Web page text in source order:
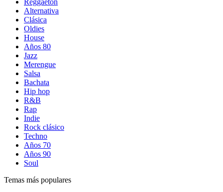
Reggaetón
Alternativa
Clásica
Oldies
House
Años 80
Jazz
Merengue
Salsa
Bachata
Hip hop
R&B
Rap
Indie
Rock clásico
Techno
Años 70
Años 90
Soul
Temas más populares